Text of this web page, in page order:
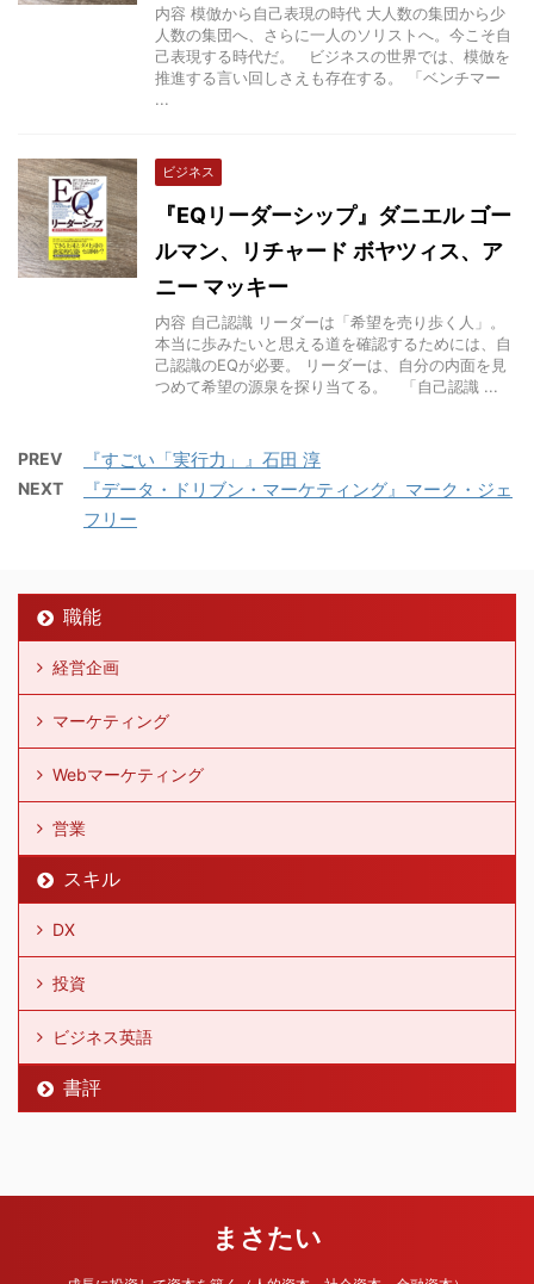
内容 模倣から自己表現の時代 大人数の集団から少
人数の集団へ、さらに一人のソリストへ。今こそ自
己表現する時代だ。 ビジネスの世界では、模倣を
推進する言い回しさえも存在する。 「ベンチマー
...
ビジネス
『EQリーダーシップ』ダニエル ゴー
ルマン、リチャード ボヤツィス、ア
ニー マッキー
内容 自己認識 リーダーは「希望を売り歩く人」。
本当に歩みたいと思える道を確認するためには、自
己認識のEQが必要。 リーダーは、自分の内面を見
つめて希望の源泉を探り当てる。 「自己認識 ...
PREV 『すごい「実行力」』石田 淳
NEXT
『データ・ドリブン・マーケティング』マーク・ジェ
フリー
職能
経営企画
マーケティング
Webマーケティング
営業
スキル
DX
投資
ビジネス英語
書評
まさたい